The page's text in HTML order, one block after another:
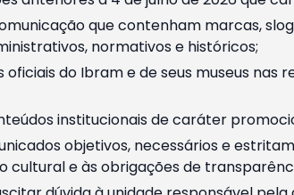
que contenham marcas,
normativos e históricos;
do Ibram e de seus museus nas
institucionais de caráter
objetivos, necessários e
cultural e às obrigações de